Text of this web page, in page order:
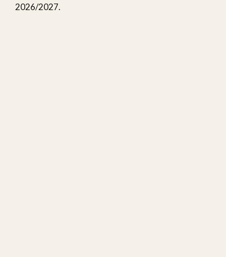
2026/2027.